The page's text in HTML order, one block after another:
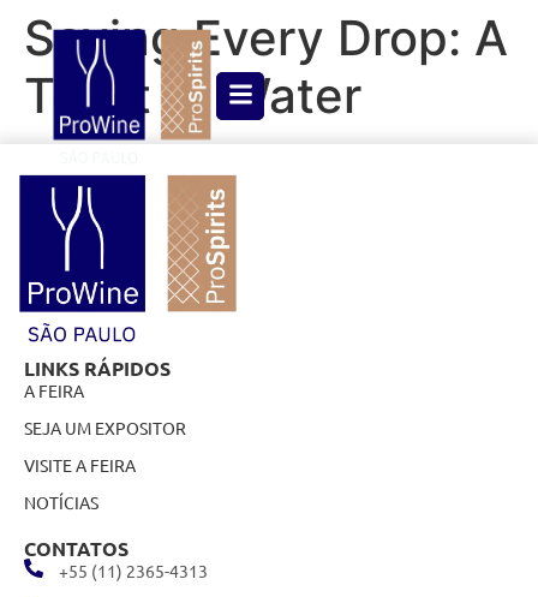
Saving Every Drop: A
Toast to Water
LINKS RÁPIDOS
A FEIRA
SEJA UM EXPOSITOR
VISITE A FEIRA
NOTÍCIAS
+55 (11) 2365-4313
CONTATOS